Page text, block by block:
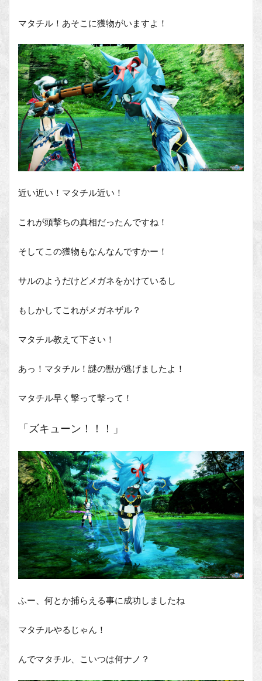
マタチル！あそこに獲物がいますよ！
近い近い！マタチル近い！
これが頭撃ちの真相だったんですね！
そしてこの獲物もなんなんですかー！
サルのようだけどメガネをかけているし
もしかしてこれがメガネザル？
マタチル教えて下さい！
あっ！マタチル！謎の獣が逃げましたよ！
マタチル早く撃って撃って！
「ズキューン！！！」
ふー、何とか捕らえる事に成功しましたね
マタチルやるじゃん！
んでマタチル、こいつは何ナノ？